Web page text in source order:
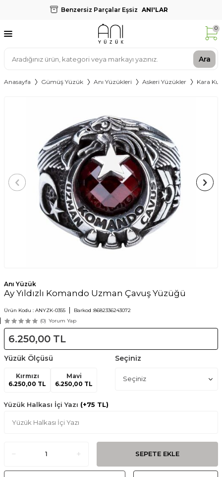
Benzersiz Parçalar Eşsiz ANI'LAR
Ara
0
Anasayfa Gümüş Yüzük Anı Yüzükleri Askeri Yüzükler Kara
Anı Yüzük
Ay Yıldızlı Komando Uzman Çavuş Yüzüğü
Ürün Kodu : ANYZK-0355 Barkod :8682336243072
(0) Yorum Yap
6.250,00 TL
Yüzük Ölçüsü
Kırmızı
6.250,00 TL
Mavi
6.250,00 TL
Seçiniz
Yüzük Halkası İçi Yazı (+75 TL)
SEPETE EKLE